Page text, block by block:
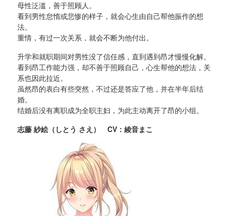
母性泛滥，善于照顾人。
看到男性怠惰或悲惨的样子，就会心生由自己帮他振作的想
法。
重情，有过一次关系，就会不断为他付出。
升学和就职期间对男性没了信任感，直到遇到昂才慢慢化解。
看到昂工作能力强，却不善于照顾自己，心生帮他的想法，关
系也因此拉近。
虽然昂的表白有些突然，不过还是答应了他，并在半年后结
婚。
结婚后没有离职成为全职主妇，为此主动离开了昂的小组。
志藤 紗絵（しとう さえ） CV：綾音まこ